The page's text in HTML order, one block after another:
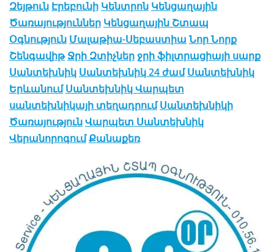
Զեյթուն Էրեբունի Կենտրոն Կենցաղային
Ծառայություններ Կենցաղային Շտապ
Օգնություն Մալաթիա-Սեբաստիա Նոր Նորք
Շենգավիթ Ջրի Զտիչներջրի ֆիլտրացիայի սարք
Սանտեխնիկ Սանտեխնիկ 24 ժամ Սանտեխնիկ
Երևանում Սանտեխնիկ Վարպետ
սանտեխնիկայի տեղադրում Սանտեխնիկի
ԾառայությունՎարպետ Սանտեխնիկ
ՎերանորոգումՔանաքեռ